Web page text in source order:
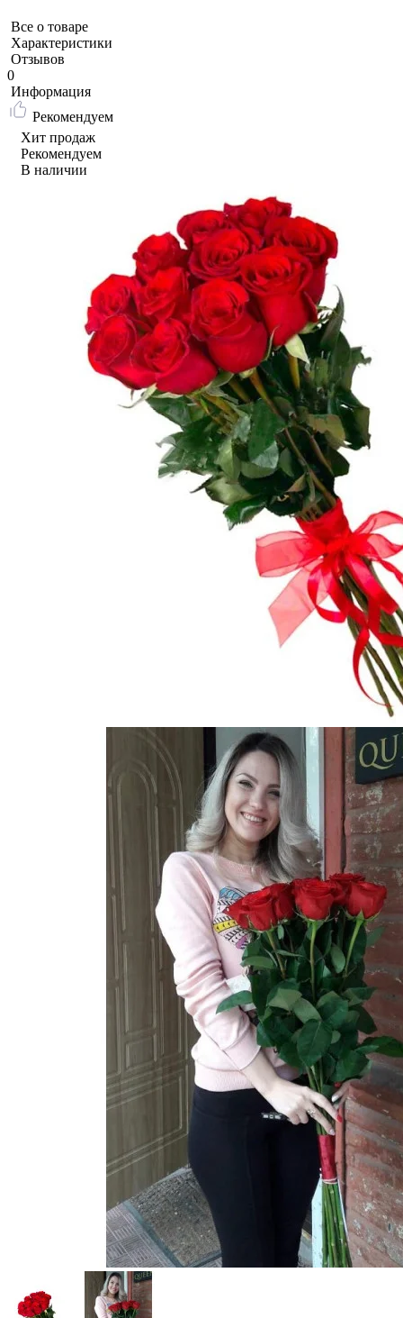
Все о товаре
Характеристики
Отзывов
0
Информация
Рекомендуем
Хит продаж
Рекомендуем
В наличии